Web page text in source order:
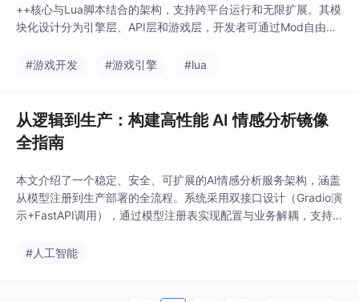
++核心与Lua脚本结合的架构，支持跨平台运行和无限扩展。其模
块化设计分为引擎层、API层和游戏层，开发者可通过Mod自由创
网络同步机制和Lua绑定原理，并提供了从零编写Mod的实战教程
#游戏开发 #游戏引擎 #lua
从逻辑到生产：构建高性能 AI 情感分析镜像
全指南
本文介绍了一个稳定、安全、可扩展的AI情感分析服务架构，涵盖
从模型注册到生产部署的全流程。系统采用双接口设计（Gradio演
示+FastAPI调用），通过模型注册表实现配置与业务解耦，支持
U缓存模型加载、请求限流与鉴权中间件，以及完整的Kubernetes
#人工智能